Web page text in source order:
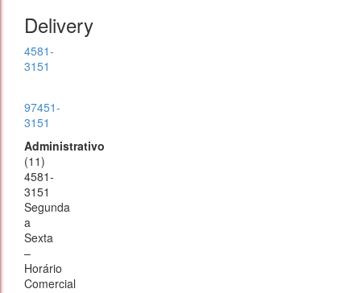
Delivery
4581-
3151
97451-
3151
Administrativo
(11)
4581-
3151
Segunda
a
Sexta
–
Horário
Comercial